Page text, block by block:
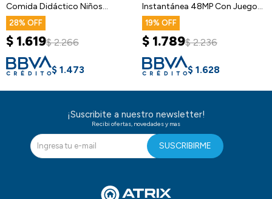
Comida Didáctico Niños
Infantil
28
$ 1.619$ 2.266
$ 1.473
Instantánea 48MP Con Juegos
Y Música
19
$ 1.789$ 2.236
$ 1.628
¡Suscribite a nuestro newsletter!
Recibi ofertas, novedades y mas
SUSCRIBIRME